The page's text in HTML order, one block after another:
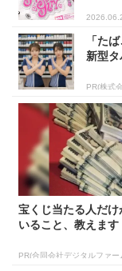
「た
新型タ
PR(株式
宝くじ当たる人だけ
いること、教えます
PR(合同会社デジタルファー